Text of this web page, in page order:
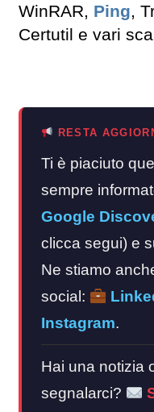
WinRAR, Ping,
Certutil e vari
RESTA
Ti è piaciuto
sempre
Google
clicca segui) e
Ne stiamo
social:
Instagram.
Hai una notizia
segnalarci?